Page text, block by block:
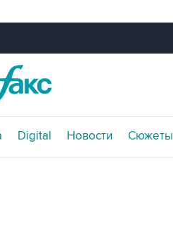
Digital Новости Сюжеты